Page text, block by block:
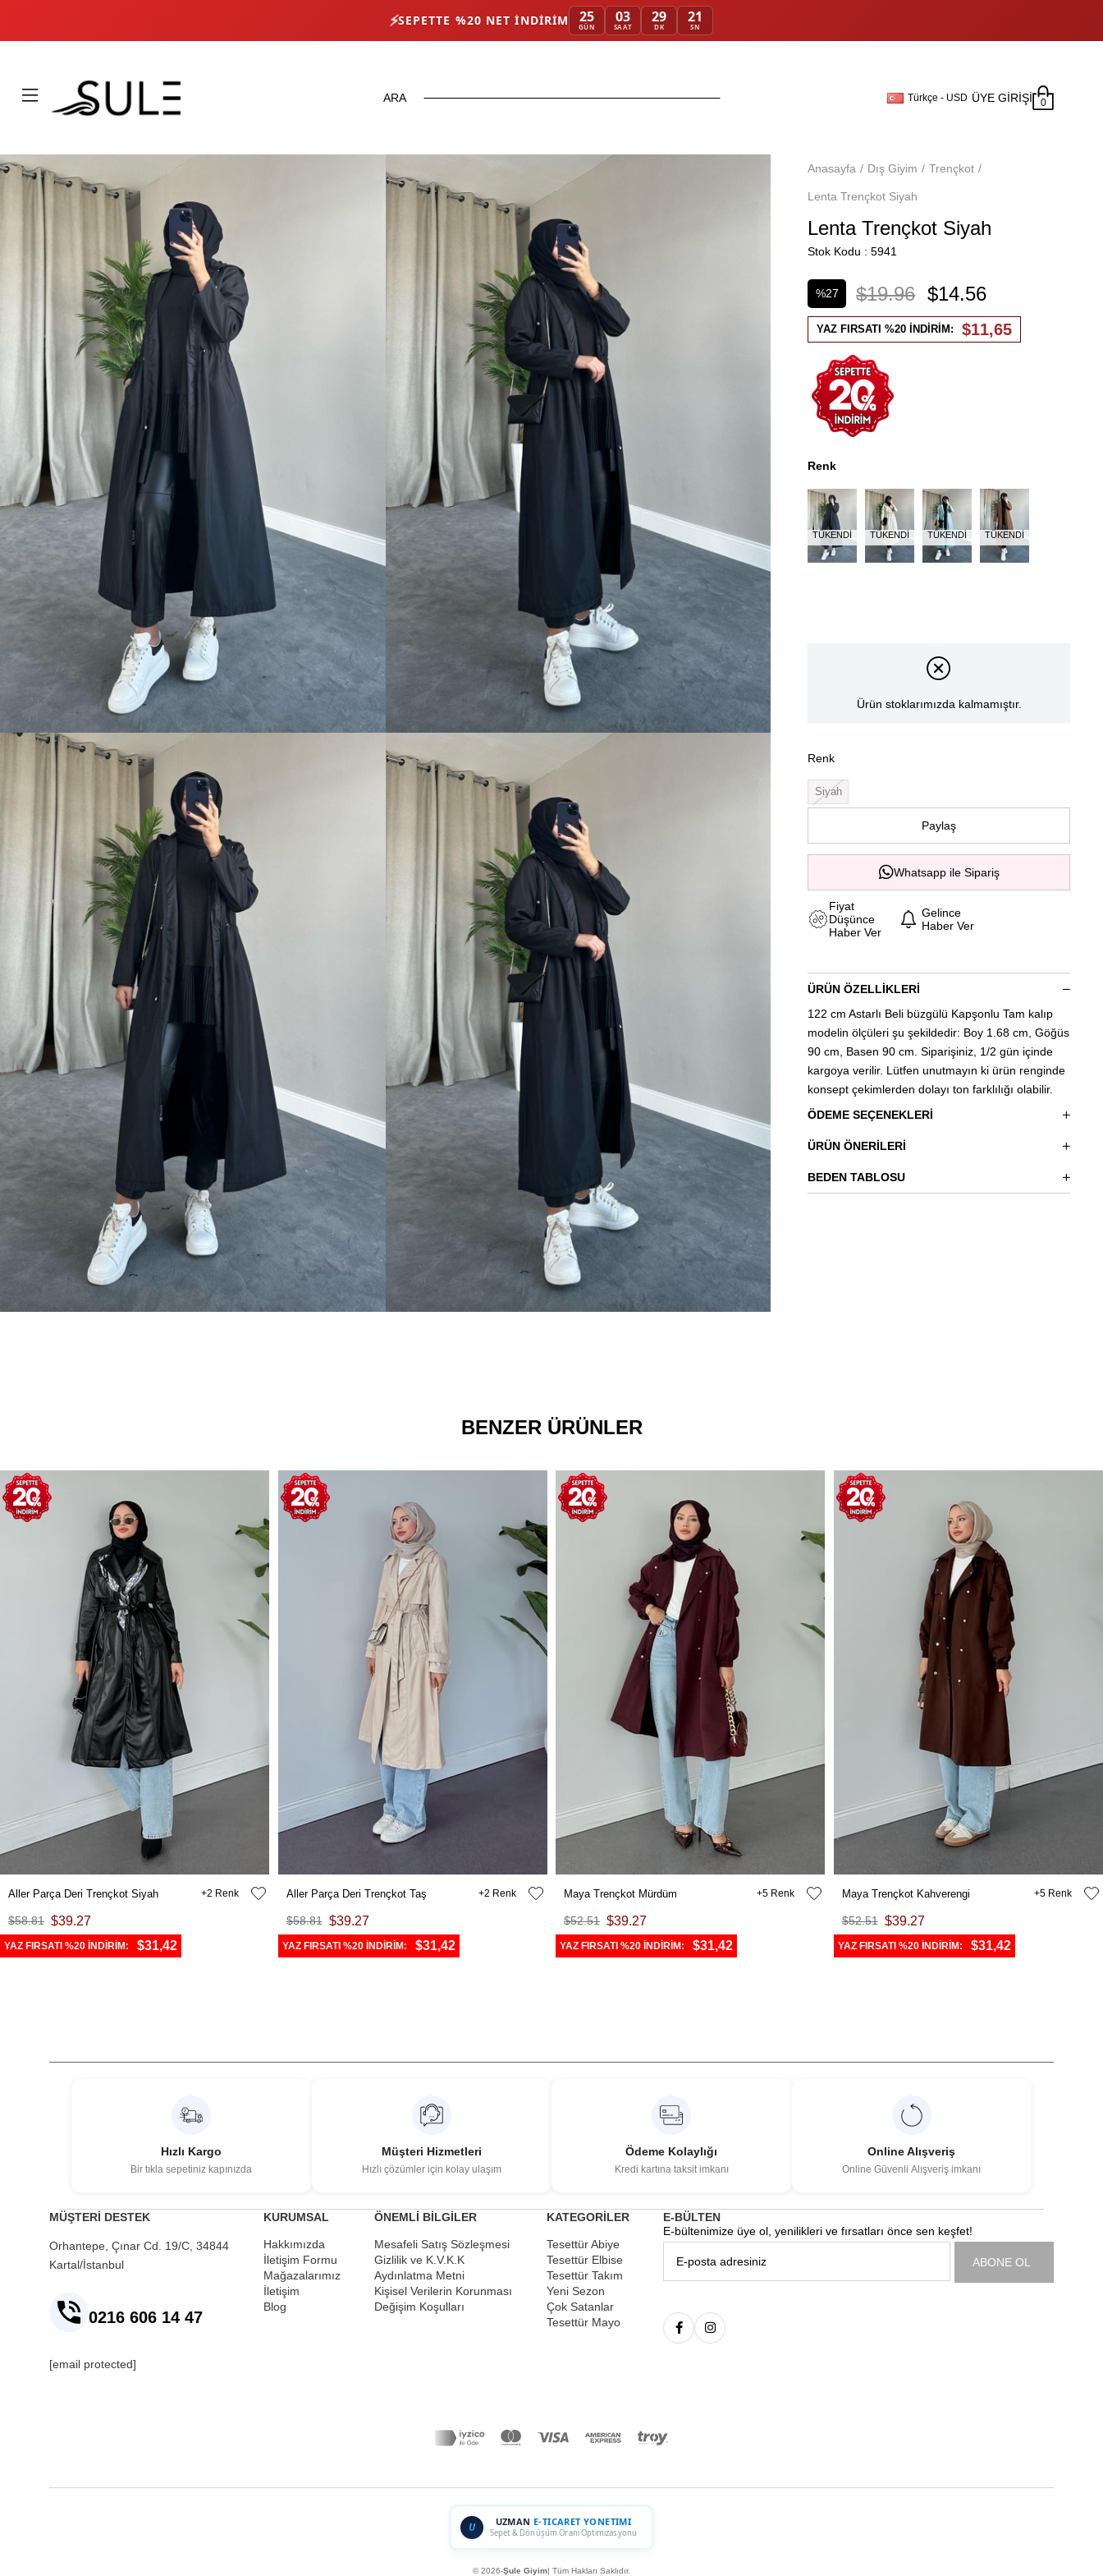
⚡SEPETTE %20 NET İNDIRIM 25
GÜN
03
SAAT
29
DK
19
SN
Türkçe - USD ÜYE GIRIŞI 0
Anasayfa Dış Giyim Trençkot
Lenta Trençkot Siyah
Lenta Trençkot Siyah
Stok Kodu 5941
%27
İndirim
$19.96 $14.56
YAZ FIRSATI %20 İNDİRİM: $11,65
Renk
TÜKENDI TÜKENDI TÜKENDI TÜKENDI
Ürün stoklarımızda kalmamıştır.
Renk
Siyah
Paylaş
Whatsapp ile Sipariş
Fiyat
Düşünce
Haber Ver
Gelince
Haber Ver
ÜRÜN ÖZELLIKLERI
122 cm Astarlı Beli büzgülü Kapşonlu Tam kalıp
modelin ölçüleri şu şekildedir: Boy 1.68 cm, Göğüs
90 cm, Basen 90 cm. Siparişiniz, 1/2 gün içinde
kargoya verilir. Lütfen unutmayın ki ürün renginde
konsept çekimlerden dolayı ton farklılığı olabilir.
ÖDEME SEÇENEKLERI
ÜRÜN ÖNERILERI
BEDEN TABLOSU
BENZER ÜRÜNLER
Aller Parça Deri Trençkot Siyah
$39.27
$58.81
2
YAZ FIRSATI %20 İNDİRİM: $31,42
Aller Parça Deri Trençkot Taş
$39.27
$58.81
2
YAZ FIRSATI %20 İNDİRİM: $31,42
Maya Trençkot Mürdüm
$39.27
$52.51
5
YAZ FIRSATI %20 İNDİRİM: $31,42
Maya Trençkot Kahverengi
$39.27
$52.51
5
YAZ FIRSATI %20 İNDİRİM: $31,42
Hızlı Kargo
Bir tıkla sepetiniz kapınızda
Müşteri Hizmetleri
Hızlı çözümler için kolay ulaşım
Ödeme Kolaylığı
Kredi kartına taksit imkanı
Online Alışveriş
Online Güvenli Alışveriş imkanı
MÜŞTERİ DESTEK
Orhantepe, Çınar Cd. 19/C, 34844
Kartal/İstanbul
0216 606 14 47
[email protected]
KURUMSAL
Hakkımızda
İletişim Formu
Mağazalarımız
İletişim
Blog
ÖNEMLİ BİLGİLER
Mesafeli Satış Sözleşmesi
Gizlilik ve K.V.K.K
Aydınlatma Metni
Kişisel Verilerin Korunması
Değişim Koşulları
KATEGORİLER
Tesettür Abiye
Tesettür Elbise
Tesettür Takım
Yeni Sezon
Çok Satanlar
Tesettür Mayo
E-BÜLTEN
E-bültenimize üye ol, yenilikleri ve fırsatları önce sen keşfet!
ABONE OL
U UZMAN E-TICARET YONETIMI
Sepet & Dönüşüm Oranı Optimizasyonu
© 2026-Şule Giyim| Tüm Hakları Saklıdır.